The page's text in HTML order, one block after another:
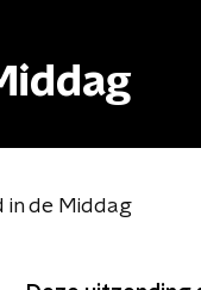
in de Middag